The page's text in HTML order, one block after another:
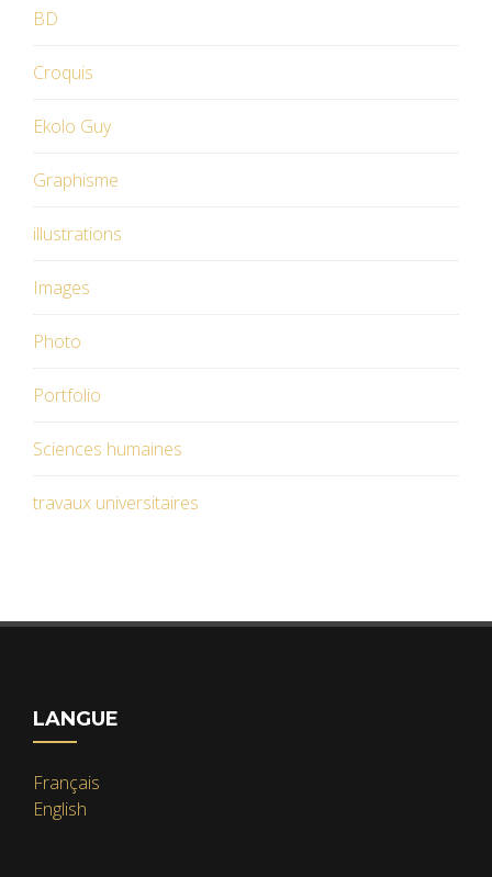
BD
Croquis
Ekolo Guy
Graphisme
illustrations
Images
Photo
Portfolio
Sciences humaines
travaux universitaires
LANGUE
Français
English